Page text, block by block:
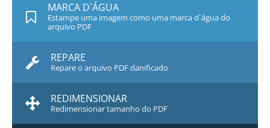
MARCA D`ÁGUA
Estampe uma imagem como uma marca d`água do
arquivo PDF
REPARE
Repare o arquivo PDF danificado
REDIMENSIONAR
Redimensionar tamanho do PDF